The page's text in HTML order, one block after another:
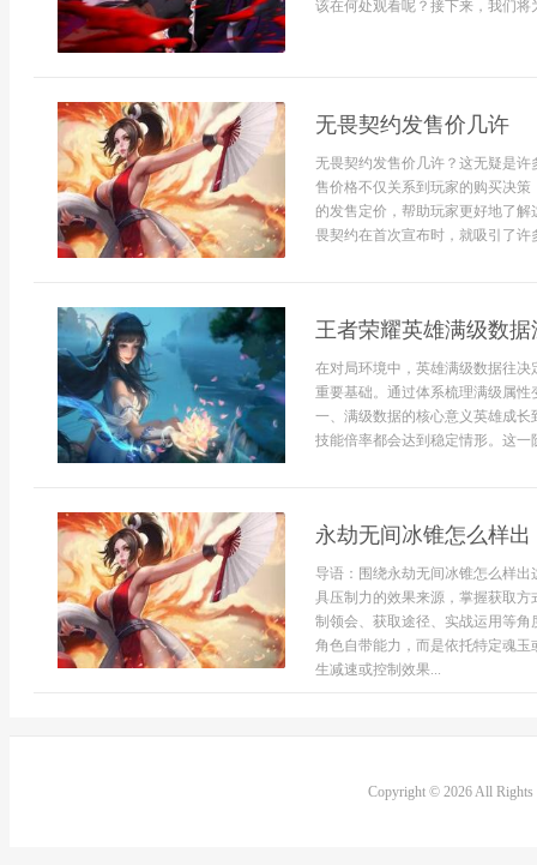
该在何处观看呢？接下来，我们
无畏契约发售价几许
无畏契约发售价几许？这无疑是
售价格不仅关系到玩家的购买决
的发售定价，帮助玩家更好地了
畏契约在首次宣布时，就吸引了许
王者荣耀英雄满级数
在对局环境中，英雄满级数据往
重要基础。通过体系梳理满级属
一、满级数据的核心意义英雄成
技能倍率都会达到稳定情形。这一
永劫无间冰锥怎么样出
导语：围绕永劫无间冰锥怎么样
具压制力的效果来源，掌握获取
制领会、获取途径、实战运用等
角色自带能力，而是依托特定魂
生减速或控制效果...
Copyright © 2026 All